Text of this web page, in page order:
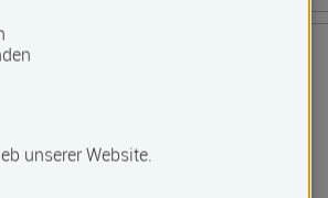
(schriftliche Prüfung)
unserer Website.